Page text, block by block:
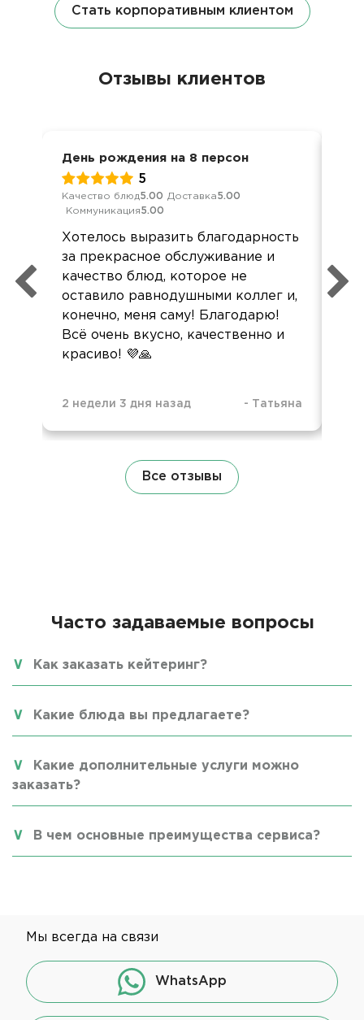
Стать корпоративным клиентом
Отзывы клиентов
День рождения на 8 персон
5
Качество блюд5.00 Доставка5.00
Коммуникация5.00
Хотелось выразить благодарность
за прекрасное обслуживание и
качество блюд, которое не
оставило равнодушными коллег и,
конечно, меня саму! Благодарю!
Всё очень вкусно, качественно и
красиво! 💜🙏
2 недели 3 дня назад - Татьяна
Все отзывы
Часто задаваемые вопросы
Как заказать кейтеринг?
Какие блюда вы предлагаете?
Какие дополнительные услуги можно
заказать?
В чем основные преимущества сервиса?
Мы всегда на связи
WhatsApp